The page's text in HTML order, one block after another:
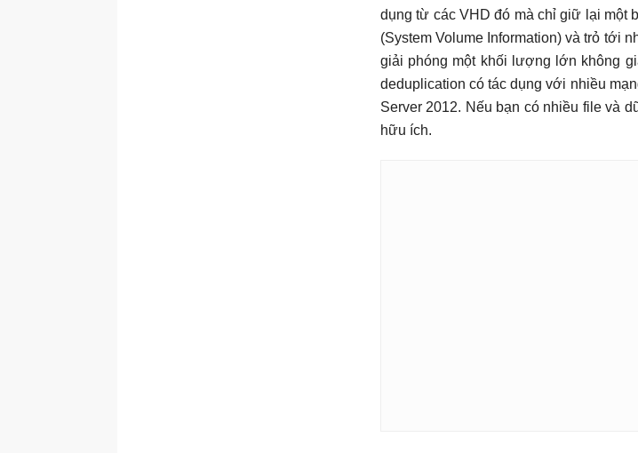
dụng từ các VHD đó mà chỉ giữ lại một
(System Volume Information) và trỏ tới
giải phóng một khối lượng lớn không
deduplication có tác dụng với nhiều
Server 2012. Nếu bạn có nhiều file và
hữu ích.